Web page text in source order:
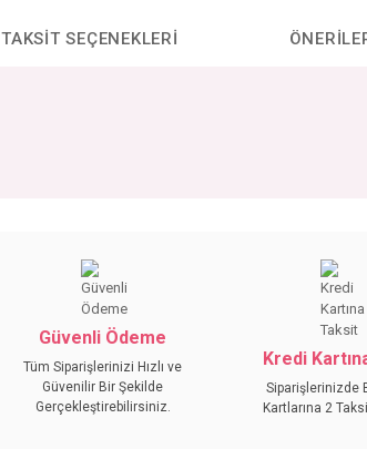
TAKSIT SEÇENEKLERI
Güvenli Ödeme
Tüm Siparişlerinizi Hızlı ve
Güvenilir Bir Şekilde
Gerçekleştirebilirsiniz.
Kredi
Siparişlerinizde
Kartlarına 2